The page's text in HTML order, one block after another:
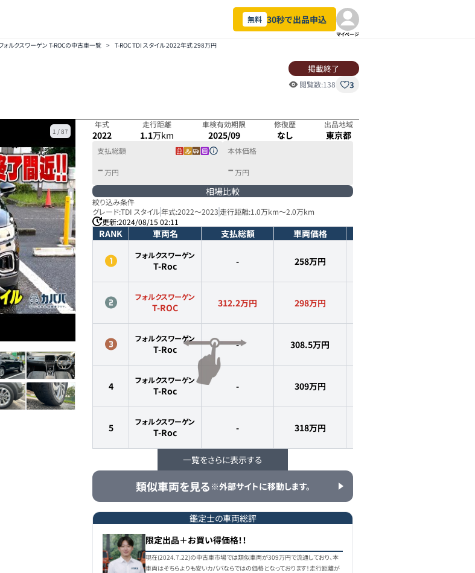
無料 30秒で出品申込
マイページ
ォルクスワーゲン T-ROCの中古車一覧 > T-ROC TDI スタイル 2022年式 298万円
掲載終了
閲覧数:138 3
1 /87
年式
2022
走行距離
1.1万km
車検有効期限
2025/09
修復歴
なし
出品地域
東京都
支払総額
- 万円
本体価格
- 万円
相場比較
絞り込み条件
グレード:TDI スタイル年式:2022～2023走行距離:1.0万km～2.0万km
更新:2024/08/15 02:11
RANK 車両名 支払総額 車両価格
フォルクスワーゲン
T-Roc - 258万円
フォルクスワーゲン
T-ROC 312.2万円 298万円
フォルクスワーゲン
T-Roc - 308.5万円
4
フォルクスワーゲン
T-Roc - 309万円
5
フォルクスワーゲン
T-Roc - 318万円
6
フォルクスワーゲン
T-Roc - 319.9万円
7
フォルクスワーゲン
T-Roc - 328万円
8
フォルクスワーゲン
T-Roc - 329万円
一覧をさらに表示する
類似車両を見る ※外部サイトに移動します。
鑑定士の車両総評
限定出品＋お買い得価格！！
現在(2024.7.22)の中古車市場では類似車両が309万円で流通しており、本
車両はそちらよりも安いカババならではの価格となっております！走行距離が